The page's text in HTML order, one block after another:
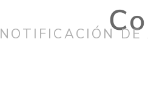
NOTIFICACIÓN